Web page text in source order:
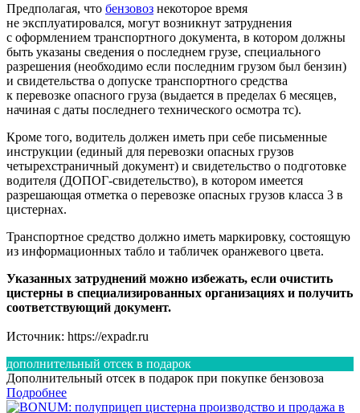
Предполагая, что бензовоз некоторое время
не эксплуатировался, могут возникнут затруднения
с оформлением транспортного документа, в котором должны
быть указаны сведения о последнем грузе, специального
разрешения (необходимо если последним грузом был бензин)
и свидетельства о допуске транспортного средства
к перевозке опасного груза (выдается в пределах 6 месяцев,
начиная с даты последнего технического осмотра тс).
Кроме того, водитель должен иметь при себе письменные
инструкции (единый для перевозки опасных грузов
четырехстраничный документ) и свидетельство о подготовке
водителя (ДОПОГ-свидетельство), в котором имеется
разрешающая отметка о перевозке опасных грузов класса 3 в
цистернах.
Транспортное средство должно иметь маркировку, состоящую
из информационных табло и табличек оранжевого цвета.
Указанных затруднений можно избежать, если очистить
цистерны в специализированных организациях и получить
соответствующий документ.
Источник: https://expadr.ru
дополнительный отсек в подарок
Дополнительный отсек в подарок при покупке бензовоза
Подробнее